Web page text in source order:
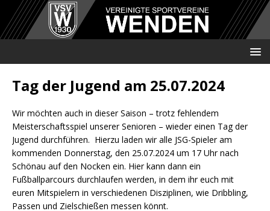
Tag der Jugend am 25.07.2024
Wir möchten auch in dieser Saison – trotz fehlendem
Meisterschaftsspiel unserer Senioren – wieder einen Tag der
Jugend durchführen. Hierzu laden wir alle JSG-Spieler am
kommenden Donnerstag, den 25.07.2024 um 17 Uhr nach
Schönau auf den Nocken ein. Hier kann dann ein
Fußballparcours durchlaufen werden, in dem ihr euch mit
euren Mitspielern in verschiedenen Disziplinen, wie Dribbling,
Passen und Zielschießen messen könnt.